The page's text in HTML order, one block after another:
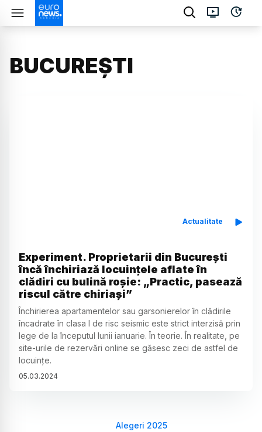
BUCUREȘTI
Actualitate
Experiment. Proprietarii din București
încă închiriază locuințele aflate în
clădiri cu bulină roșie: „Practic, pasează
riscul către chiriași”
Închirierea apartamentelor sau garsonierelor în clădirile
încadrate în clasa I de risc seismic este strict interzisă prin
lege de la începutul lunii ianuarie. În teorie. În realitate, pe
site-urile de rezervări online se găsesc zeci de astfel de
locuințe.
05.03.2024
Alegeri 2025